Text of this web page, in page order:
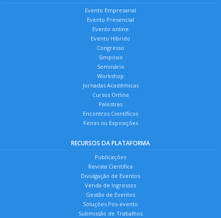
Evento Empresarial
Evento Presencial
Evento online
Evento Híbrido
Congresso
Simpósio
Seminário
Workshop
Jornadas Acadêmicas
Cursos Online
Palestras
Encontros Científicos
Feiras ou Exposições
RECURSOS DA PLATAFORMA
Publicações
Revista Científica
Divulgação de Eventos
Venda de Ingressos
Gestão de Eventos
Soluções Pós-evento
Submissão de Trabalhos